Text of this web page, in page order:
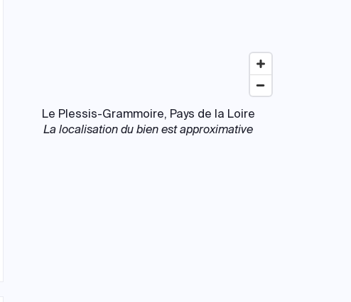
Le Plessis-Grammoire, Pays de la Loire
La localisation du bien est approximative